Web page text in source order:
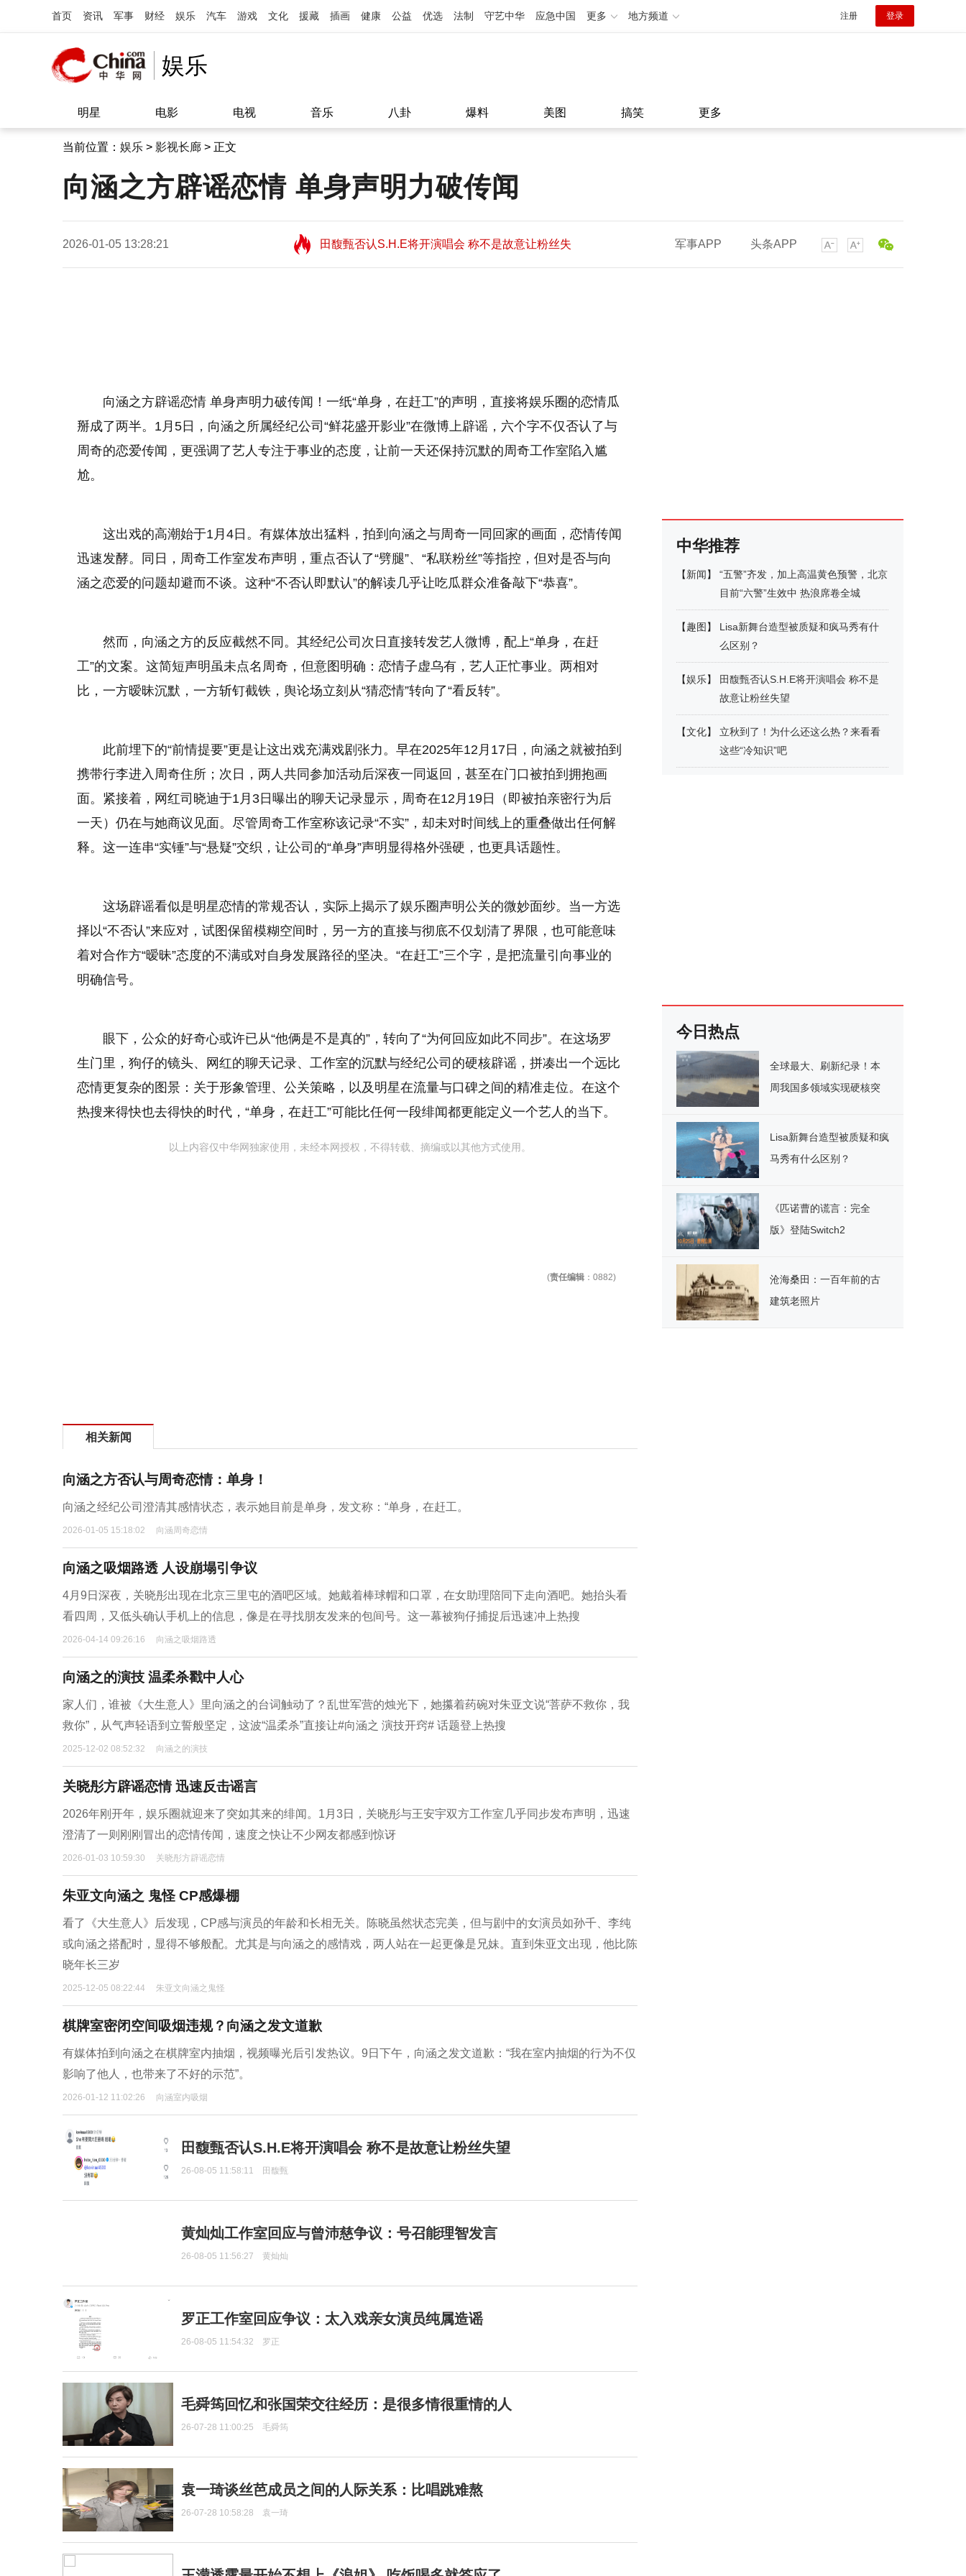
首页 资讯 军事 财经 娱乐 汽车 游戏 文化 援藏 插画 健康 公益 优选 法制 守艺中华 应急中国 更多 地方频道 注册 登录
娱乐
明星 电影 电视 音乐 八卦 爆料 美图 搞笑 更多
当前位置： 娱乐 > 影视长廊 > 正文
向涵之方辟谣恋情 单身声明力破传闻
2026-01-05 13:28:21
田馥甄否认S.H.E将开演唱会 称不是故意让粉丝失
望11:08
田馥甄否认S.H.E将开演唱会 称不是故意让粉丝失
军事APP 头条APP
向涵之方辟谣恋情 单身声明力破传闻！一纸“单身，在赶工”的声明，直接将娱乐圈的恋情瓜
掰成了两半。1月5日，向涵之所属经纪公司“鲜花盛开影业”在微博上辟谣，六个字不仅否认了与
周奇的恋爱传闻，更强调了艺人专注于事业的态度，让前一天还保持沉默的周奇工作室陷入尴
尬。
这出戏的高潮始于1月4日。有媒体放出猛料，拍到向涵之与周奇一同回家的画面，恋情传闻
迅速发酵。同日，周奇工作室发布声明，重点否认了“劈腿”、“私联粉丝”等指控，但对是否与向
涵之恋爱的问题却避而不谈。这种“不否认即默认”的解读几乎让吃瓜群众准备敲下“恭喜”。
然而，向涵之方的反应截然不同。其经纪公司次日直接转发艺人微博，配上“单身，在赶
工”的文案。这简短声明虽未点名周奇，但意图明确：恋情子虚乌有，艺人正忙事业。两相对
比，一方暧昧沉默，一方斩钉截铁，舆论场立刻从“猜恋情”转向了“看反转”。
此前埋下的“前情提要”更是让这出戏充满戏剧张力。早在2025年12月17日，向涵之就被拍到
携带行李进入周奇住所；次日，两人共同参加活动后深夜一同返回，甚至在门口被拍到拥抱画
面。紧接着，网红司晓迪于1月3日曝出的聊天记录显示，周奇在12月19日（即被拍亲密行为后
一天）仍在与她商议见面。尽管周奇工作室称该记录“不实”，却未对时间线上的重叠做出任何解
释。这一连串“实锤”与“悬疑”交织，让公司的“单身”声明显得格外强硬，也更具话题性。
这场辟谣看似是明星恋情的常规否认，实际上揭示了娱乐圈声明公关的微妙面纱。当一方选
择以“不否认”来应对，试图保留模糊空间时，另一方的直接与彻底不仅划清了界限，也可能意味
着对合作方“暧昧”态度的不满或对自身发展路径的坚决。“在赶工”三个字，是把流量引向事业的
明确信号。
眼下，公众的好奇心或许已从“他俩是不是真的”，转向了“为何回应如此不同步”。在这场罗
生门里，狗仔的镜头、网红的聊天记录、工作室的沉默与经纪公司的硬核辟谣，拼凑出一个远比
恋情更复杂的图景：关于形象管理、公关策略，以及明星在流量与口碑之间的精准走位。在这个
热搜来得快也去得快的时代，“单身，在赶工”可能比任何一段绯闻都更能定义一个艺人的当下。
以上内容仅中华网独家使用，未经本网授权，不得转载、摘编或以其他方式使用。
(责任编辑 ：0882)
相关新闻
向涵之方否认与周奇恋情：单身！
向涵之经纪公司澄清其感情状态，表示她目前是单身，发文称：“单身，在赶工。
2026-01-05 15:18:02 向涵周奇恋情
向涵之吸烟路透 人设崩塌引争议
4月9日深夜，关晓彤出现在北京三里屯的酒吧区域。她戴着棒球帽和口罩，在女助理陪同下走向酒吧。她抬头看
看四周，又低头确认手机上的信息，像是在寻找朋友发来的包间号。这一幕被狗仔捕捉后迅速冲上热搜
2026-04-14 09:26:16 向涵之吸烟路透
向涵之的演技 温柔杀戳中人心
家人们，谁被《大生意人》里向涵之的台词触动了？乱世军营的烛光下，她攥着药碗对朱亚文说“菩萨不救你，我
救你”，从气声轻语到立誓般坚定，这波“温柔杀”直接让#向涵之 演技开窍# 话题登上热搜
2025-12-02 08:52:32 向涵之的演技
关晓彤方辟谣恋情 迅速反击谣言
2026年刚开年，娱乐圈就迎来了突如其来的绯闻。1月3日，关晓彤与王安宇双方工作室几乎同步发布声明，迅速
澄清了一则刚刚冒出的恋情传闻，速度之快让不少网友都感到惊讶
2026-01-03 10:59:30 关晓彤方辟谣恋情
朱亚文向涵之 鬼怪 CP感爆棚
看了《大生意人》后发现，CP感与演员的年龄和长相无关。陈晓虽然状态完美，但与剧中的女演员如孙千、李纯
或向涵之搭配时，显得不够般配。尤其是与向涵之的感情戏，两人站在一起更像是兄妹。直到朱亚文出现，他比陈
晓年长三岁
2025-12-05 08:22:44 朱亚文向涵之鬼怪
棋牌室密闭空间吸烟违规？向涵之发文道歉
有媒体拍到向涵之在棋牌室内抽烟，视频曝光后引发热议。9日下午，向涵之发文道歉：“我在室内抽烟的行为不仅
影响了他人，也带来了不好的示范”。
2026-01-12 11:02:26 向涵室内吸烟
田馥甄否认S.H.E将开演唱会 称不是故意让粉丝失望
26-08-05 11:58:11 田馥甄
黄灿灿工作室回应与曾沛慈争议：号召能理智发言
26-08-05 11:56:27 黄灿灿
罗正工作室回应争议：太入戏亲女演员纯属造谣
26-08-05 11:54:32 罗正
毛舜筠回忆和张国荣交往经历：是很多情很重情的人
26-07-28 11:00:25 毛舜筠
袁一琦谈丝芭成员之间的人际关系：比唱跳难熬
26-07-28 10:58:28 袁一琦
中华推荐
【新闻】
“五警”齐发，加上高温黄色预警，北京
目前“六警”生效中 热浪席卷全城
【趣图 】
Lisa新舞台造型被质疑和疯马秀有什
么区别？
【娱乐】
田馥甄否认S.H.E将开演唱会 称不是
故意让粉丝失望
【文化】
立秋到了！为什么还这么热？来看看
这些“冷知识”吧
今日热点
全球最大、刷新纪录！本
周我国多领域实现硬核突
Lisa新舞台造型被质疑和疯
马秀有什么区别？
《匹诺曹的谎言：完全
版》登陆Switch2
沧海桑田：一百年前的古
建筑老照片